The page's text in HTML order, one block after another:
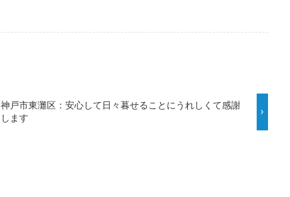
神戸市東灘区：安心して日々暮せることにうれしくて感謝
します